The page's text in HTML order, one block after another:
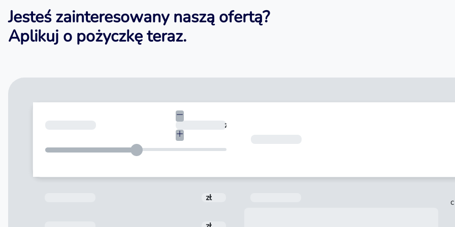
Jesteś zainteresowany naszą ofertą?
Aplikuj o pożyczkę teraz.
zł
zł
c